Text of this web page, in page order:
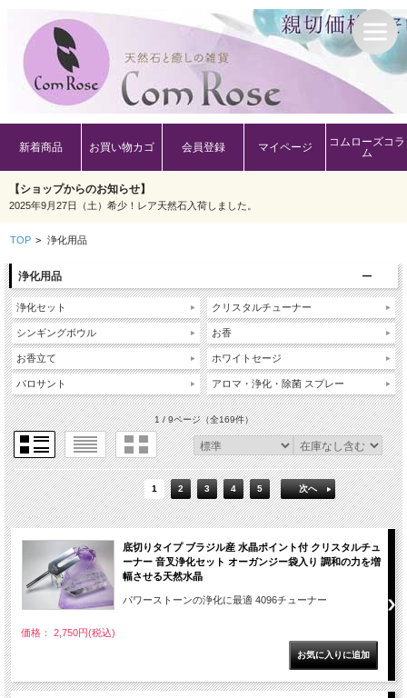
新着商品 お買い物カゴ 会員登録 マイページ
コムローズコラ
ム
【ショップからのお知らせ】
2025年9月27日（土）希少！レア天然石入荷しました。
TOP > 浄化用品
浄化用品
浄化セット
シンギングボウル
お香立て
パロサント
クリスタルチューナー
お香
ホワイトセージ
アロマ・浄化・除菌 スプレー
1 / 9ページ（全169件）
1 2 3 4 5 次へ
底切りタイプ ブラジル産 水晶ポイント付 クリスタルチュ
ーナー 音叉浄化セット オーガンジー袋入り 調和の力を増
幅させる天然水晶
パワーストーンの浄化に最適 4096チューナー
価格： 2,750円(税込)